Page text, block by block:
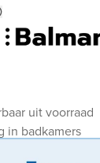
uit voorraad
in badkamers